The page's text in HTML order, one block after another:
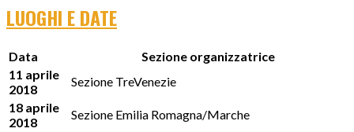
LUOGHI E DATE
Data
Sezione organizzatrice
11 aprile
2018
Sezione TreVenezie
18 aprile
2018
Sezione Emilia Romagna/Marche